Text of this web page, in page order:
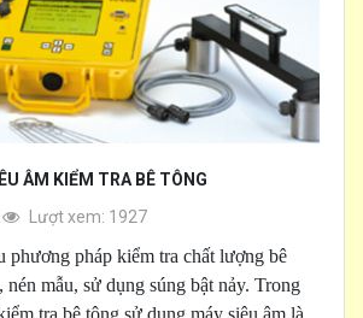
ÂM KIỂM TRA BÊ TÔNG
Lượt xem: 1927
phương pháp kiểm tra chất lượng bê
nén mẫu, sử dụng súng bật nảy. Trong
tra bê tông sử dụng máy siêu âm là